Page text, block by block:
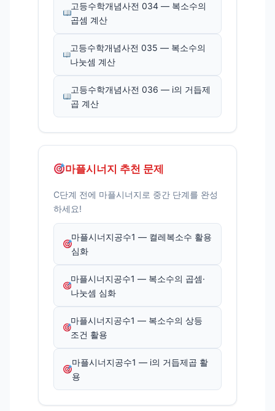
고등수학개념사전 034 — 복소수의
곱셈 계산
고등수학개념사전 035 — 복소수의
나눗셈 계산
고등수학개념사전 036 — i의 거듭제
곱 계산
마플시너지 추천 문제
C단계 전에 마플시너지로 중간 단계를 완성
하세요!
마플시너지공수1 — 켤레복소수 활용
심화
마플시너지공수1 — 복소수의 곱셈·
나눗셈 심화
마플시너지공수1 — 복소수의 상등
조건 활용
마플시너지공수1 — i의 거듭제곱 활
용